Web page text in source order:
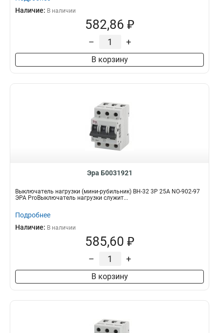
Наличие: В наличии
582,86 ₽
– +
В корзину
Эра Б0031921
Выключатель нагрузки (мини-рубильник) ВН-32 3P 25A NO-902-97
ЭРА ProВыключатель нагрузки служит...
Подробнее
Наличие: В наличии
585,60 ₽
– +
В корзину